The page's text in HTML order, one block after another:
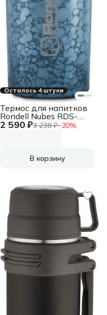
Осталось 4 штуки
2 590 ₽3 238 ₽−20%
Термос для напитков
Rondell Nubes RDS-
1970 1л. серый
В корзину